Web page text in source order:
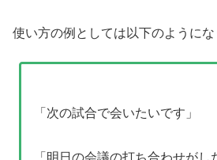
使い方の例としては以下のようにな
「次の試合で会いたいです」
「明日の会議の打ち合わせが